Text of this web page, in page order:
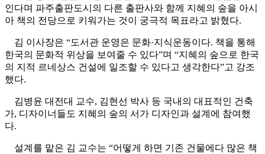
인다며 파주출판도시의 다른 출판사와 함께 지혜의 숲을 아시
아 책의 전당으로 키워가는 것이 궁극적 목표라고 밝혔다.
김 이사장은 “도서관 운영은 문화·지식운동이다. 책을 통해
한국의 문화적 위상을 보여줄 수 있다”며 “지혜의 숲으로 한국
의 지적 르네상스 건설에 일조할 수 있다고 생각한다”고 강조
했다.
김병윤 대전대 교수, 김현선 박사 등 국내의 대표적인 건축
가, 디자이너들도 지혜의 숲의 서가 디자인과 설계에 참여했
다.
설계를 맡은 김 교수는 “어떻게 하면 기존 건물에다 많은 책